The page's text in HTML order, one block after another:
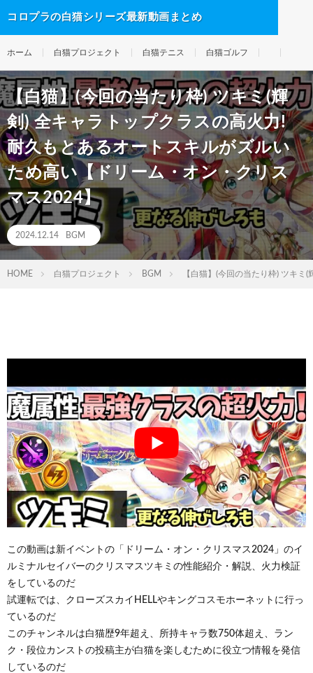
コロプラの白猫シリーズ最新動画まとめ
ホーム 白猫プロジェクト 白猫テニス 白猫ゴルフ
【白猫】(今回の当たり枠) ツキミ(輝
剣) 全キャラトップクラスの高火力!
耐久もとあるオートスキルがズルい
ため高い【ドリーム・オン・クリス
マス2024】
2024.12.14 BGM
HOME 白猫プロジェクト BGM 【白猫】(今回の当たり枠) ツキ
この動画は新イベントの「ドリーム・オン・クリスマス2024」のイ
ルミナルセイバーのクリスマスツキミの性能紹介・解説、火力検証
をしているのだ
試運転では、クローズスカイHELLやキングコスモホーネットに行っ
ているのだ
このチャンネルは白猫歴9年超え、所持キャラ数750体超え、ラン
ク・段位カンストの投稿主が白猫を楽しむために役立つ情報を発信
しているのだ